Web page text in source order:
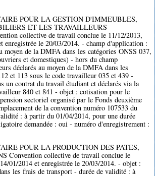
POUR LA GESTION D'IMMEUBLES,
ET LES TRAVAILLEURS
collective de travail conclue le 11/12/2013,
enregistrée le 20/03/2014. - champ d'application :
moyen de la DMFA dans les catégories ONSS 037,
et domestiques) - hors du champ
déclarés au moyen de la DMFA dans les
et 113 sous le code travailleur 035 et 439 -
un contrat du travail étudiant et déclarés via la
840 et 841 - objet : cotisation pour le
sectoriel organisé par le Fonds deuxième
de la convention numéro 107533 du
: à partir du 01/04/2014, pour une durée
demandée : oui - numéro d'enregistrement :
POUR LA PRODUCTION DES PATES,
Convention collective de travail conclue le
01/2014 et enregistrée le 20/03/2014. - objet :
les frais de transport - durée de validité : à